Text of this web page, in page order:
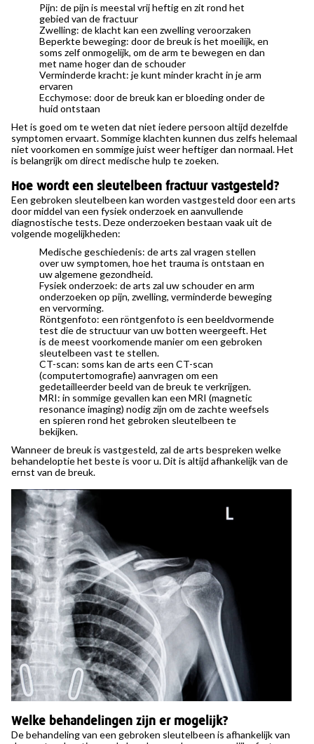
Pijn: de pijn is meestal vrij heftig en zit rond het
gebied van de fractuur
Zwelling: de klacht kan een zwelling veroorzaken
Beperkte beweging: door de breuk is het moeilijk, en
soms zelf onmogelijk, om de arm te bewegen en dan
met name hoger dan de schouder
Verminderde kracht: je kunt minder kracht in je arm
ervaren
Ecchymose: door de breuk kan er bloeding onder de
huid ontstaan
Het is goed om te weten dat niet iedere persoon altijd dezelfde
symptomen ervaart. Sommige klachten kunnen dus zelfs helemaal
niet voorkomen en sommige juist weer heftiger dan normaal. Het
is belangrijk om direct medische hulp te zoeken.
Hoe wordt een sleutelbeen fractuur vastgesteld?
Een gebroken sleutelbeen kan worden vastgesteld door een arts
door middel van een fysiek onderzoek en aanvullende
diagnostische tests. Deze onderzoeken bestaan vaak uit de
volgende mogelijkheden:
Medische geschiedenis: de arts zal vragen stellen
over uw symptomen, hoe het trauma is ontstaan en
uw algemene gezondheid.
Fysiek onderzoek: de arts zal uw schouder en arm
onderzoeken op pijn, zwelling, verminderde beweging
en vervorming.
Röntgenfoto: een röntgenfoto is een beeldvormende
test die de structuur van uw botten weergeeft. Het
is de meest voorkomende manier om een gebroken
sleutelbeen vast te stellen.
CT-scan: soms kan de arts een CT-scan
(computertomografie) aanvragen om een
gedetailleerder beeld van de breuk te verkrijgen.
MRI: in sommige gevallen kan een MRI (magnetic
resonance imaging) nodig zijn om de zachte weefsels
en spieren rond het gebroken sleutelbeen te
bekijken.
Wanneer de breuk is vastgesteld, zal de arts bespreken welke
behandeloptie het beste is voor u. Dit is altijd afhankelijk van de
ernst van de breuk.
Welke behandelingen zijn er mogelijk?
De behandeling van een gebroken sleutelbeen is afhankelijk van